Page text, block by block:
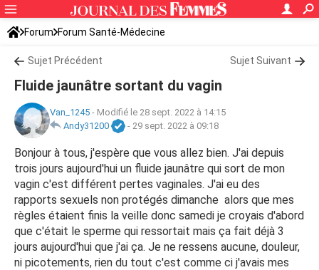
Forum Forum Santé-Médecine
Symptômes et maladies courantes
Sujet Précédent Sujet Suivant
Fluide jaunâtre sortant du vagin
Van_1245 - Modifié le 28 sept. 2022 à 14:15
Andy31200
- 29 sept. 2022 à 09:18
Bonjour à tous, j'espère que vous allez bien. J'ai depuis
trois jours aujourd'hui un fluide jaunâtre qui sort de mon
vagin c'est différent pertes vaginales. J'ai eu des
rapports sexuels non protégés dimanche alors que mes
règles étaient finis la veille donc samedi je croyais d'abord
que c'était le sperme qui ressortait mais ça fait déjà 3
jours aujourd'hui que j'ai ça. Je ne ressens aucune, douleur,
ni picotements, rien du tout c'est comme ci j'avais mes